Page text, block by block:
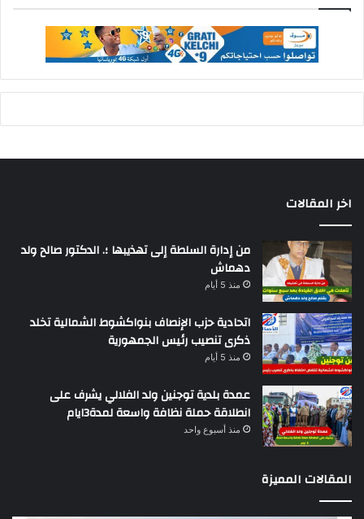
اخر المقالات
من إدارة السلطة إلى تهذيبها ؛. الدكتور صالح ولد
دهماش
منذ 5 أيام
اتحادية حزب الإنصاف بنواكشوط الشمالية تخلد
ذكرى تنصيب رئيس الجمهورية
منذ 5 أيام
عمدة بلدية توجنين ولد الفلالي يشرف على
انطلاقة حملة نظافة واسعة لمدة3ايام
منذ أسبوع واحد
المقالات المميزة